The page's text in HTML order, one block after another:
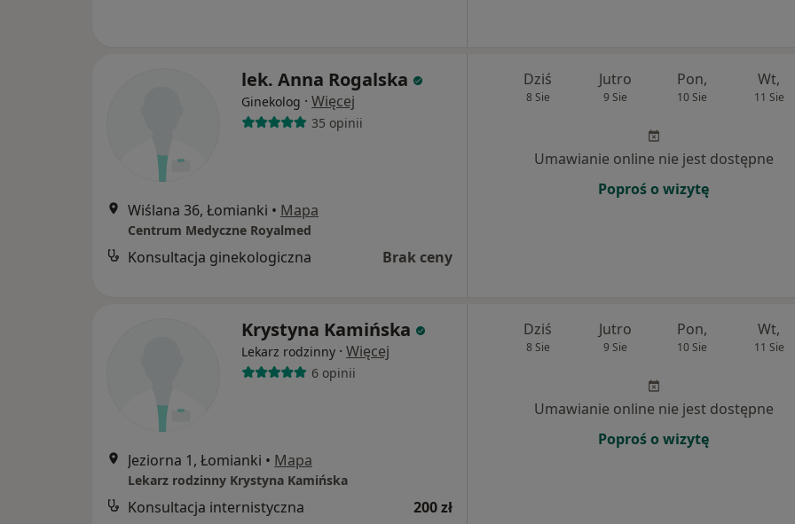
lek. Anna Rogalska
Ginekolog · Więcej
35 opinii
Wiślana 36, Łomianki • Mapa
Centrum Medyczne Royalmed
Konsultacja ginekologiczna Brak ceny
Dziś
8 Sie
Jutro
9 Sie
Pon,
10 Sie
Wt,
11 Sie
Umawianie online nie jest dostępne
Poproś o wizytę
Krystyna Kamińska
Lekarz rodzinny · Więcej
6 opinii
Jeziorna 1, Łomianki • Mapa
Lekarz rodzinny Krystyna Kamińska
Konsultacja internistyczna 200 zł
Dziś
8 Sie
Jutro
9 Sie
Pon,
10 Sie
Wt,
11 Sie
Umawianie online nie jest dostępne
Poproś o wizytę